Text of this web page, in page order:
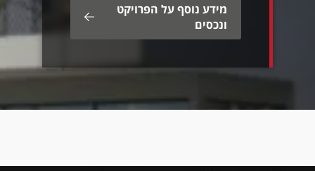
מידע נוסף על הפרויקט
ונכסים